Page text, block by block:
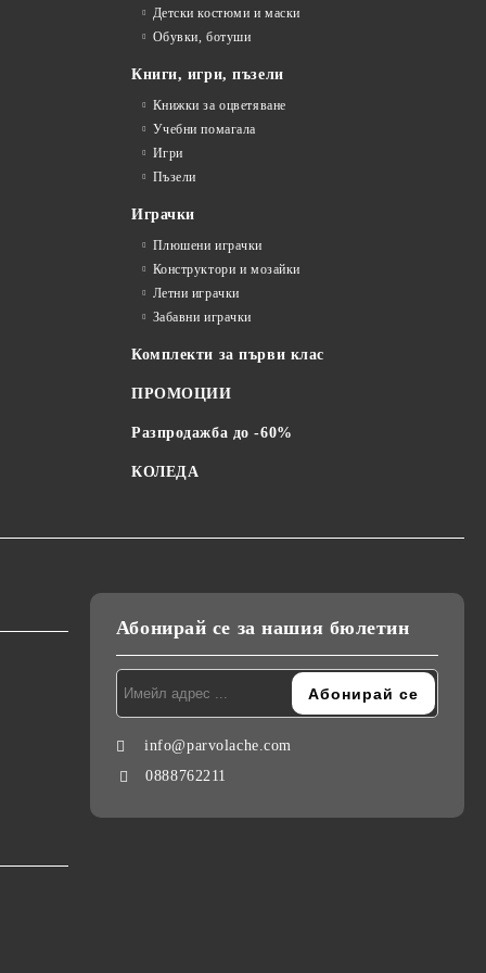
Детски костюми и маски
Обувки, ботуши
Книги, игри, пъзели
Книжки за оцветяване
Учебни помагала
Игри
Пъзели
Играчки
Плюшени играчки
Конструктори и мозайки
Летни играчки
Забавни играчки
Комплекти за първи клас
ПРОМОЦИИ
Разпродажба до -60%
КОЛЕДА
Абонирай се за нашия бюлетин
info@parvolache.com
0888762211